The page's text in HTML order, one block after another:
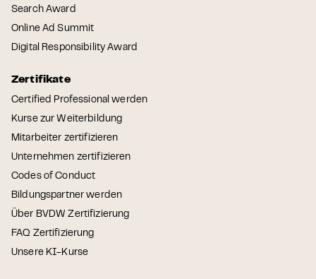
Search Award
Online Ad Summit
Digital Responsibility Award
Zertifikate
Certified Professional werden
Kurse zur Weiterbildung
Mitarbeiter zertifizieren
Unternehmen zertifizieren
Codes of Conduct
Bildungspartner werden
Über BVDW Zertifizierung
FAQ Zertifizierung
Unsere KI-Kurse